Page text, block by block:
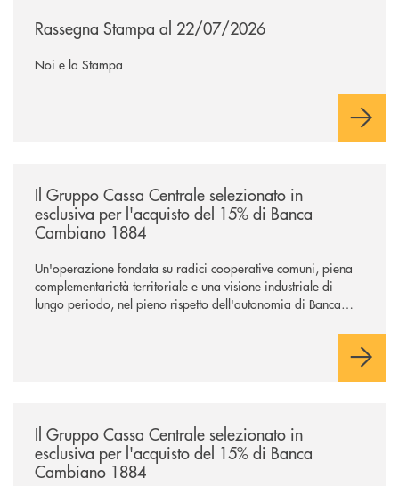
Rassegna Stampa al 22/07/2026
Noi e la Stampa
Il Gruppo Cassa Centrale selezionato in
esclusiva per l'acquisto del 15% di Banca
Cambiano 1884
Un'operazione fondata su radici cooperative comuni, piena
complementarietà territoriale e una visione industriale di
lungo periodo, nel pieno rispetto dell'autonomia di Banca
negoziazione esclusiva per la finalizzazione dell’operazione.
Il Gruppo Cassa Centrale selezionato in
esclusiva per l'acquisto del 15% di Banca
Cambiano 1884